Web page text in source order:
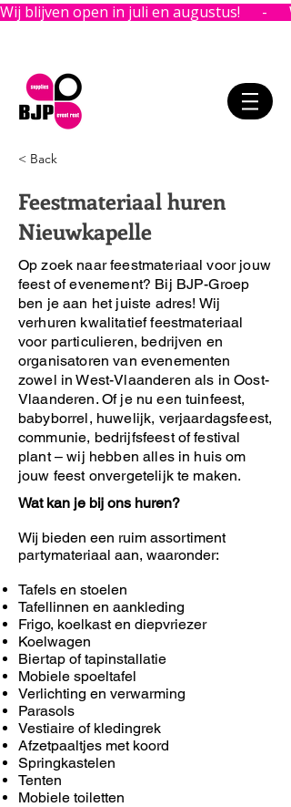
Wij blijven open in juli en augustus!      -
< Back
Feestmateriaal huren
Nieuwkapelle
Op zoek naar feestmateriaal voor jouw
feest of evenement? Bij BJP-Groep
ben je aan het juiste adres! Wij
verhuren kwalitatief feestmateriaal
voor particulieren, bedrijven en
organisatoren van evenementen
zowel in West-Vlaanderen als in Oost-
Vlaanderen. Of je nu een tuinfeest,
babyborrel, huwelijk, verjaardagsfeest,
communie, bedrijfsfeest of festival
plant – wij hebben alles in huis om
jouw feest onvergetelijk te maken.
Wat kan je bij ons huren?
Wij bieden een ruim assortiment
partymateriaal aan, waaronder:
Tafels en stoelen
Tafellinnen en aankleding
Frigo, koelkast en diepvriezer
Koelwagen
Biertap of tapinstallatie
Mobiele spoeltafel
Verlichting en verwarming
Parasols
Vestiaire of kledingrek
Afzetpaaltjes met koord
Springkastelen
Tenten
Mobiele toiletten